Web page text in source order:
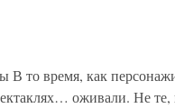
то время, как персонажи
оживали. Не те,